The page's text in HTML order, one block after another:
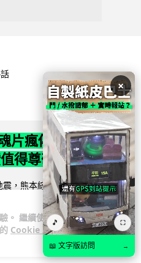
。 繼續使用
Cookie 政
片瘋傳 醫護保護病
得尊敬
，熊本綜合醫院手術室鏡頭拍
保護病人，更馬上開逃生門確
×
🎵 ⛶
📖 文字版訪問 →